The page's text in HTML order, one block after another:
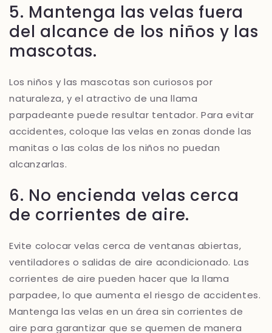
5. Mantenga las velas fuera
del alcance de los niños y las
mascotas.
Los niños y las mascotas son curiosos por
naturaleza, y el atractivo de una llama
parpadeante puede resultar tentador. Para evitar
accidentes, coloque las velas en zonas donde las
manitas o las colas de los niños no puedan
alcanzarlas.
6. No encienda velas cerca
de corrientes de aire.
Evite colocar velas cerca de ventanas abiertas,
ventiladores o salidas de aire acondicionado. Las
corrientes de aire pueden hacer que la llama
parpadee, lo que aumenta el riesgo de accidentes.
Mantenga las velas en un área sin corrientes de
aire para garantizar que se quemen de manera